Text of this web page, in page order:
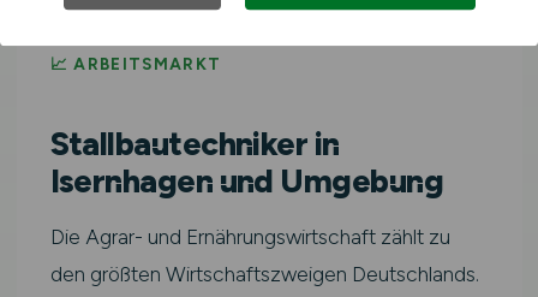
📈 ARBEITSMARKT
Stallbautechniker in
Isernhagen und Umgebung
Die Agrar- und Ernährungswirtschaft zählt zu
den größten Wirtschaftszweigen Deutschlands.